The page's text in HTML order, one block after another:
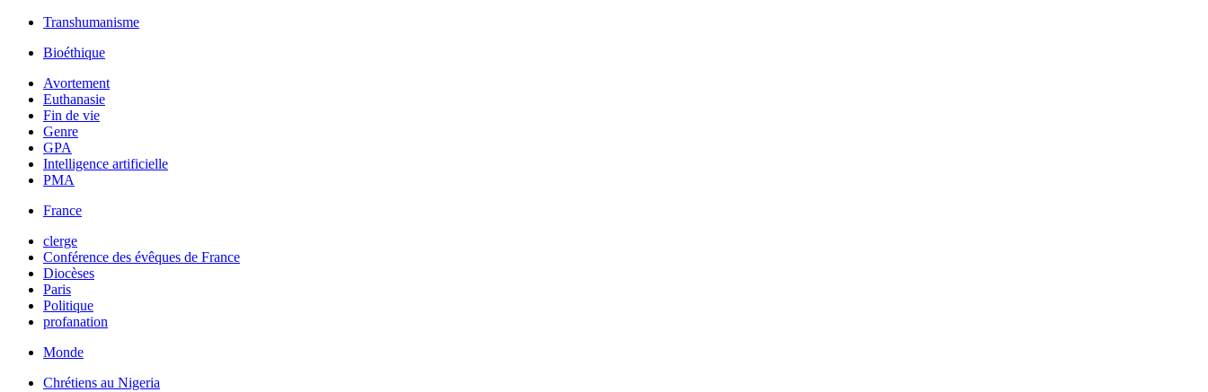
Transhumanisme
Bioéthique
Avortement
Euthanasie
Fin de vie
Genre
GPA
Intelligence artificielle
PMA
France
clerge
Conférence des évêques de France
Diocèses
Paris
Politique
profanation
Monde
Chrétiens au Nigeria